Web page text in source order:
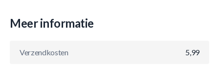
Meer informatie
Verzendkosten 5,99